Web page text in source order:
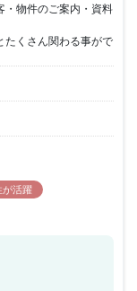
・物件のご案内・資料
たくさん関わる事がで
が活躍